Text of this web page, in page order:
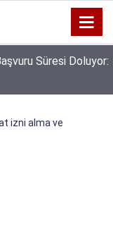
Süresi Doluyor:
izni alma ve